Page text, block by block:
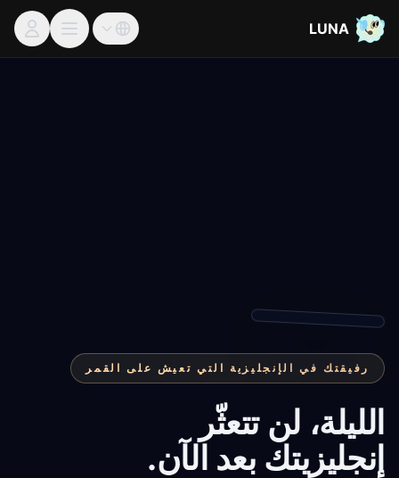
LUNA
رفيقتك في الإنجليزية التي تعيش على القمر
إنجليزيتك بعد الآن.